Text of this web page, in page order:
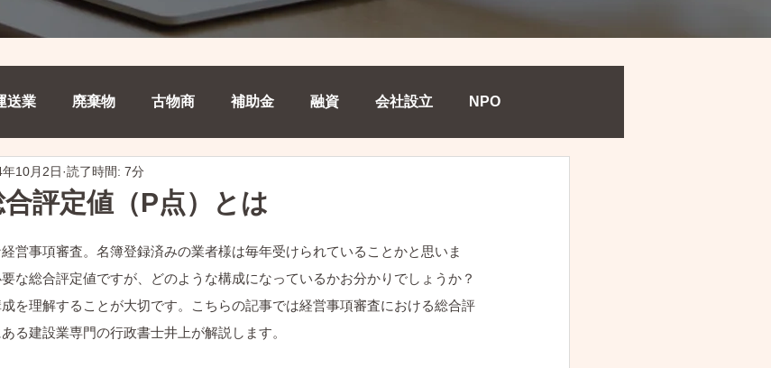
送業 廃棄物 古物商 補助金 融資 会社設立 NPO
評定値（P点）とは
10月2日 読了時間: 7分
営事項審査。名簿登録済みの業者様は毎年受けられていることかと思いま
な総合評定値ですが、どのような構成になっているかお分かりでしょうか？
を理解することが大切です。こちらの記事では経営事項審査における総合評
る建設業専門の行政書士井上が解説します。